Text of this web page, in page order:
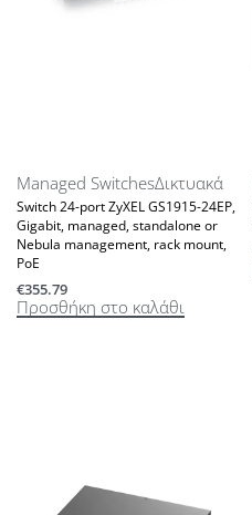
Managed SwitchesΔικτυακά
Switch 24-port ZyXEL GS1915-24EP,
Gigabit, managed, standalone or
Nebula management, rack mount,
PoE
€355.79
Προσθήκη στο καλάθι